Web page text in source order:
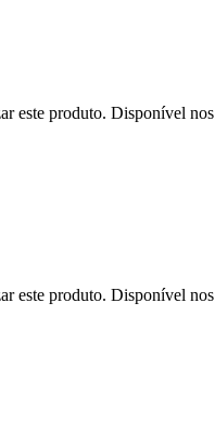
este produto. Disponível nos
este produto. Disponível nos